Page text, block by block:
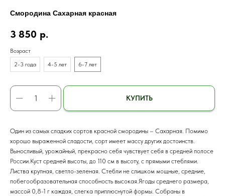
Смородина Сахарная красная
3 850 р.
Возраст
2-3 года
4-5 лет 6-7 лет
КУПИТЬ
Один из самых сладких сортов красной смородины – Сахарная. Помимо
хорошо выраженной сладости, сорт имеет массу других достоинств.
Выносливый, урожайный, прекрасно себя чувствует себя в средней полосе
России.Куст средней высоты, до 110 см в высоту, с прямыми стеблями.
Листва крупная, светло-зеленая. Стебли не слишком мощные, средние,
побегообразовательная способность высокая.Ягоды среднего размера,
массой 0,8-1 г каждая, слегка приплюснутой формы. Собраны в